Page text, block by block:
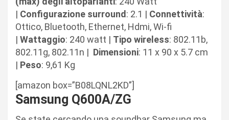
| Configurazione surround: 2.1 | Connettività:
Ottico, Bluetooth, Ethernet, Hdmi, Wi-fi
| Wattaggio: 240 watt | Tipo wireless: 802.11b,
802.11g, 802.11n | Dimensioni: 11 x 90 x 5.7 cm
| Peso: 9,61 Kg
[amazon box=”B08LQNL2KD”]
Samsung Q600A/ZG